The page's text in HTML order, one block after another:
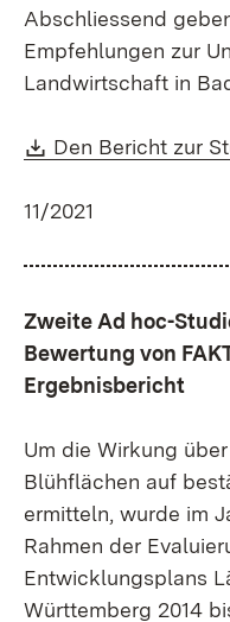
Abschliessend
Empfehlungen zur
Landwirtschaft in
Download:
Den Bericht zur
11/2021
Zweite Ad hoc-
Bewertung von
Ergebnisbericht
Um die Wirkung
Blühflächen auf
ermitteln, wurde im
Rahmen der
Entwicklungsplans
Württemberg 2014